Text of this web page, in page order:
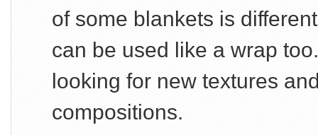
of some blankets is
can be used like a wrap
looking for new textures
compositions.